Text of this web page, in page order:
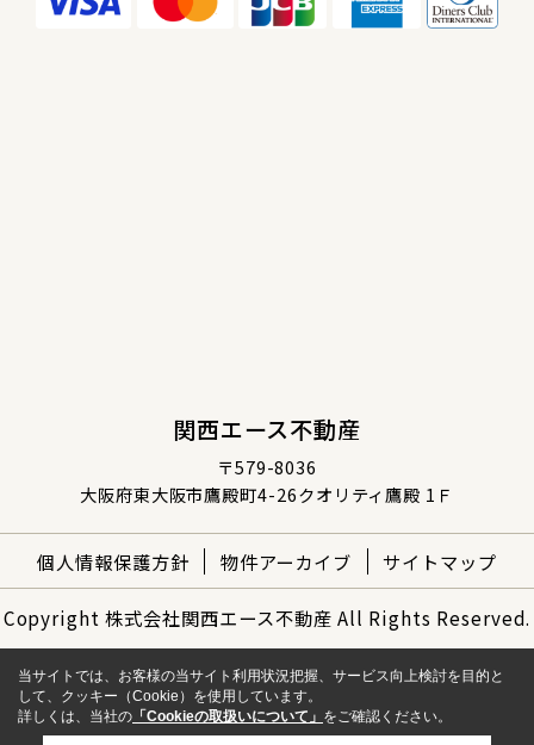
関西エース不動産
〒579-8036
大阪府東大阪市鷹殿町4-26クオリティ鷹殿 1Ｆ
個人情報保護方針 物件アーカイブ サイトマップ
Copyright 株式会社関西エース不動産 All Rights Reserved.
当サイトでは、お客様の当サイト利用状況把握、サービス向上検討を目的と
して、クッキー（Cookie）を使用しています。
詳しくは、当社の 「Cookieの取扱いについて」 をご確認ください。